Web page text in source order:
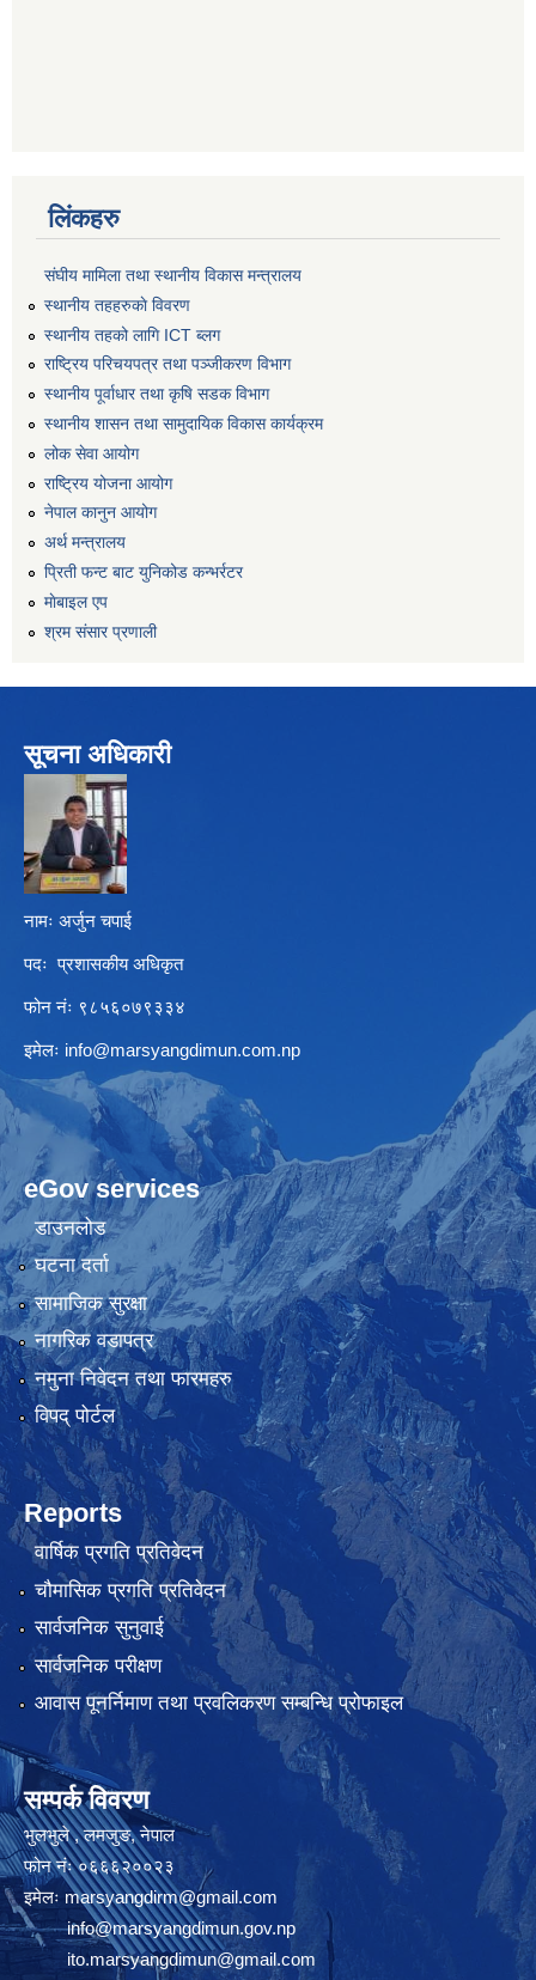
लिंकहरु
संघीय मामिला तथा स्थानीय विकास मन्त्रालय
स्थानीय तहहरुकाे विवरण
स्थानीय तहको लागि ICT ब्लग
राष्‍ट्रिय परिचयपत्र तथा पञ्‍जीकरण विभाग
स्थानीय पूर्वाधार तथा कृषि सडक विभाग
स्थानीय शासन तथा सामुदायिक विकास कार्यक्रम
लोक सेवा आयोग
राष्ट्रिय योजना आयोग
नेपाल कानुन आयोग
अर्थ मन्त्रालय
प्रिती फन्ट बाट युनिकोड कन्भर्रटर
माेबाइल एप
श्रम संसार प्रणाली
सूचना अधिकारी
नामः अर्जुन चपाई
पदः प्रशासकीय अधिकृत
फोन नंः ९८५६०७९३३४
इमेलः info@marsyangdimun.com.np
eGov services
डाउनलोड
घटना दर्ता
सामाजिक सुरक्षा
नागरिक वडापत्र
नमुना निवेदन तथा फारमहरु
विपद् पोर्टल
Reports
वार्षिक प्रगति प्रतिवेदन
चौमासिक प्रगति प्रतिवेदन
सार्वजनिक सुनुवाई
सार्वजनिक परीक्षण
आवास पूनर्निमाण तथा प्रवलिकरण सम्बन्धि प्रोफाइल
सम्पर्क विवरण
भुलभुले , लमजुङ, नेपाल
फोन नंः ०६६६२००२३
इमेलः marsyangdirm@gmail.com
info@marsyangdimun.gov.np
ito.marsyangdimun@gmail.com